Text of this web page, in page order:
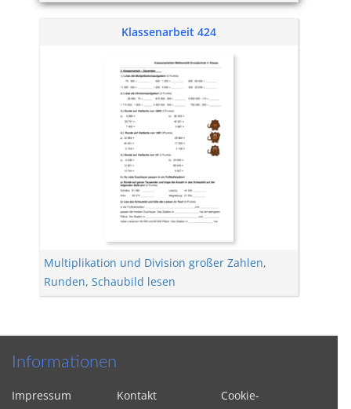
Klassenarbeit 424
Multiplikation und Division großer Zahlen,
Runden, Schaubild lesen
Informationen
Impressum Kontakt
Cookie-